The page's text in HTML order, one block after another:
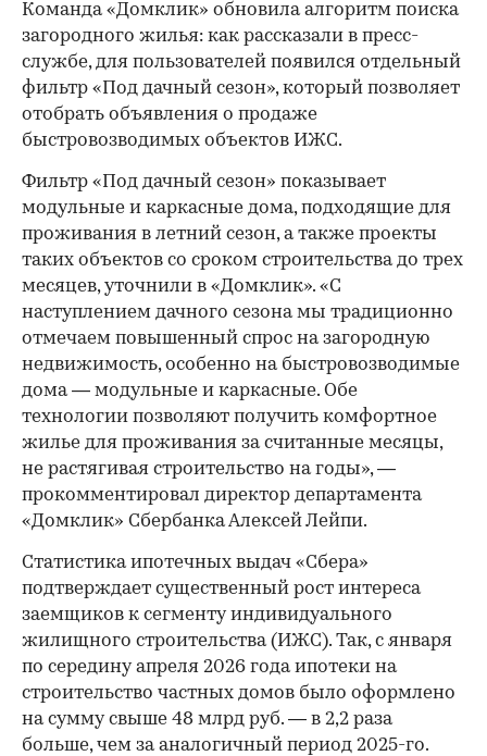
Команда «Домклик» обновила алгоритм поиска
загородного жилья: как рассказали в пресс-
службе, для пользователей появился отдельный
фильтр «Под дачный сезон», который позволяет
отобрать объявления о продаже
быстровозводимых объектов ИЖС.
Фильтр «Под дачный сезон» показывает
модульные и каркасные дома, подходящие для
проживания в летний сезон, а также проекты
таких объектов со сроком строительства до трех
месяцев, уточнили в «Домклик». «С
наступлением дачного сезона мы традиционно
отмечаем повышенный спрос на загородную
недвижимость, особенно на быстровозводимые
дома — модульные и каркасные. Обе
технологии позволяют получить комфортное
жилье для проживания за считанные месяцы,
не растягивая строительство на годы», —
прокомментировал директор департамента
«Домклик» Сбербанка Алексей Лейпи.
Статистика ипотечных выдач «Сбера»
подтверждает существенный рост интереса
заемщиков к сегменту индивидуального
жилищного строительства (ИЖС). Так, с января
по середину апреля 2026 года ипотеки на
строительство частных домов было оформлено
на сумму свыше 48 млрд руб. — в 2,2 раза
больше, чем за аналогичный период 2025-го.